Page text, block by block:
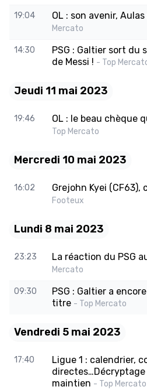
19:04 OL : son avenir,
Mercato
14:30
PSG : Galtier sort du
de Messi ! - Top
Jeudi 11 mai 2023
19:46 OL : le beau chèque
Top Mercato
Mercredi 10 mai 2023
16:02 Grejohn Kyei (CF63),
Footeux
Lundi 8 mai 2023
23:23 La réaction du PSG
Mercato
09:30
PSG : Galtier a
titre - Top Mercato
Vendredi 5 mai 2023
17:40
Ligue 1 : calendrier,
maintien - Top Mercato